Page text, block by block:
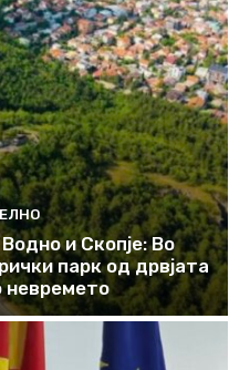
и Скопје: Во
парк од дрвјата
невремето